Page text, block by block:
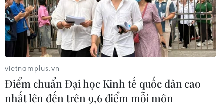
Thừa Thiên-Huế: Tìm thấy thi thể nữ nạn
nhân mất tích do mưa lũ
17/10/2020 09:34
Rạng sáng 17/10, lực lượng chức năng phát hiện thi thể
vietnamplus.vn
Điểm chuẩn Đại học Kinh tế quốc dân cao
nhất lên đến trên 9,6 điểm mỗi môn